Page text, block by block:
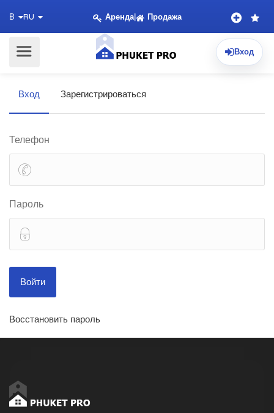
฿ RU Аренда| Продажа
Вход
Вход Зарегистрироваться
Телефон
Пароль
Восстановить пароль